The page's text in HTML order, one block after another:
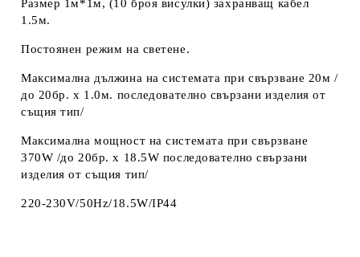
Размер 1м*1м, (10 броя висулки) захранващ кабел
1.5м.
Постоянен режим на светене.
Максимална дължина на системата при свързване 20м /
до 20бр. х 1.0м. последователно свързани изделия от
същия тип/
Максимална мощност на системата при свързване
370W /до 20бр. х 18.5W последователно свързани
изделия от същия тип/
220-230V/50Hz/18.5W/IP44